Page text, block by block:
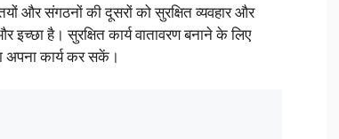
और संगठनों की दूसरों को सुरक्षित व्यवहार और
है। सुरक्षित कार्य वातावरण बनाने के लिए
अपना कार्य कर सकें।